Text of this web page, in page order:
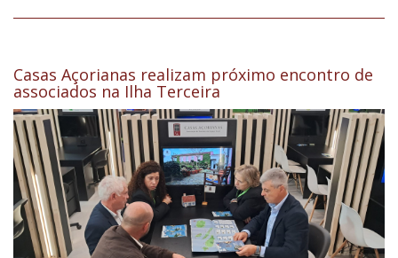
Casas Açorianas realizam próximo encontro de
associados na Ilha Terceira